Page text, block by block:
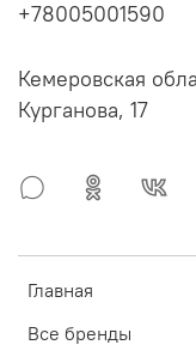
Главная
Все бренды
+78005001590
Кемеровская
Курганова, 17